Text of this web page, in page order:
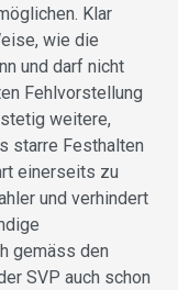
Klar
wie die
und darf nicht
Fehlvorstellung
weitere,
starre Festhalten
einerseits zu
und verhindert
gemäss den
SVP auch schon